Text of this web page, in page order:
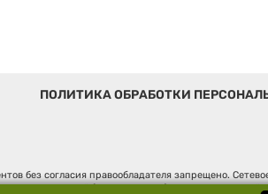
ПОЛИТИКА ОБРАБОТКИ
без согласия правообладателя запрещено.
коммуникаций (Роскомнадзор).